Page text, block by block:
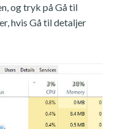
og tryk på Gå til
hvis Gå til detaljer